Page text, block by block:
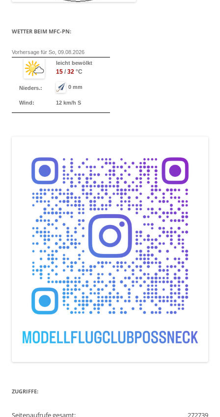
WETTER BEIM MFC-PN:
Vorhersage für So, 09.08.2026
leicht bewölkt
15 / 32 °C
Nieders.: 0 mm
Wind: 12 km/h S
ZUGRIFFE:
272739
Seitenaufrufe gesamt: